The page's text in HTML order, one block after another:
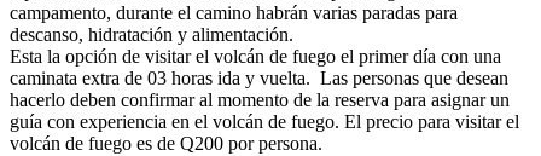
campamento, durante el camino habrán varias paradas para
descanso, hidratación y alimentación.
Esta la opción de visitar el volcán de fuego el primer día con una
caminata extra de 03 horas ida y vuelta. Las personas que desean
hacerlo deben confirmar al momento de la reserva para asignar un
guía con experiencia en el volcán de fuego. El precio para visitar el
volcán de fuego es de Q200 por persona.